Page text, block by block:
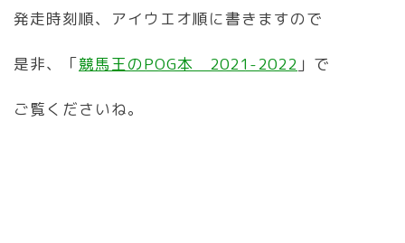
発走時刻順、アイウエオ順に書きますので
是非、「競馬王のPOG本 2021-2022 」で
ご覧くださいね。